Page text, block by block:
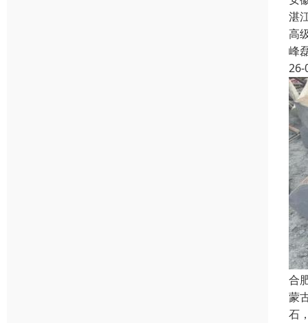
湛
高
峰
26-
合
蒙
石